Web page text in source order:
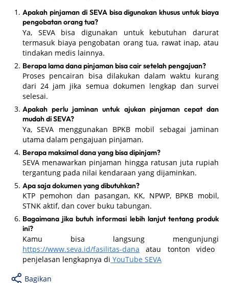
Apakah pinjaman di SEVA bisa digunakan khusus untuk biaya
pengobatan orang tua?
Ya, SEVA bisa digunakan untuk kebutuhan darurat
termasuk biaya pengobatan orang tua, rawat inap, atau
tindakan medis lainnya.
Berapa lama dana pinjaman bisa cair setelah pengajuan?
Proses pencairan bisa dilakukan dalam waktu kurang
dari 24 jam jika semua dokumen lengkap dan survei
selesai.
Apakah perlu jaminan untuk ajukan pinjaman cepat dan
mudah di SEVA?
Ya, SEVA menggunakan BPKB mobil sebagai jaminan
utama dalam pengajuan pinjaman.
Berapa maksimal dana yang bisa dipinjam?
SEVA menawarkan pinjaman hingga ratusan juta rupiah
tergantung pada nilai kendaraan yang dijaminkan.
Apa saja dokumen yang dibutuhkan?
KTP pemohon dan pasangan, KK, NPWP, BPKB mobil,
STNK aktif, dan cover buku tabungan.
Bagaimana jika butuh informasi lebih lanjut tentang produk
ini?
Kamu bisa langsung mengunjungi
https://www.seva.id/fasilitas-dana atau tonton video
penjelasan lengkapnya di YouTube SEVA
Bagikan